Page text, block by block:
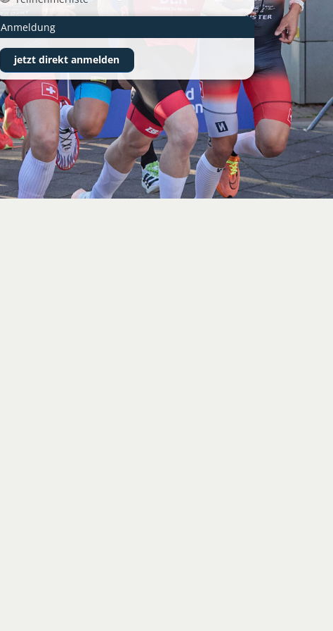
Anmeldung
jetzt direkt anmelden